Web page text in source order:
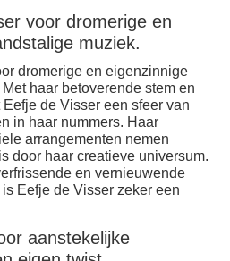
voor dromerige en
muziek.
dromerige en eigenzinnige
haar betoverende stem en
de Visser een sfeer van
in haar nummers. Haar
arrangementen nemen
door haar creatieve universum.
en vernieuwende
Eefje de Visser zeker een
aanstekelijke